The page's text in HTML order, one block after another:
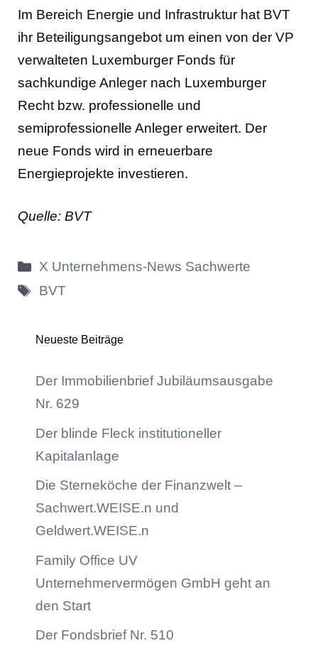
Im Bereich Energie und Infrastruktur hat BVT
ihr Beteiligungsangebot um einen von der VP
verwalteten Luxemburger Fonds für
sachkundige Anleger nach Luxemburger
Recht bzw. professionelle und
semiprofessionelle Anleger erweitert. Der
neue Fonds wird in erneuerbare
Energieprojekte investieren.
Quelle: BVT
Kategorien
X Unternehmens-News Sachwerte
Schlagwörter
BVT
Neueste Beiträge
Der Immobilienbrief Jubiläumsausgabe
Nr. 629
Der blinde Fleck institutioneller
Kapitalanlage
Die Sterneköche der Finanzwelt –
Sachwert.WEISE.n und
Geldwert.WEISE.n
Family Office UV
Unternehmervermögen GmbH geht an
den Start
Der Fondsbrief Nr. 510